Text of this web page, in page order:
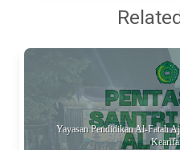
Yayasan Pendidikan Al-Fatah